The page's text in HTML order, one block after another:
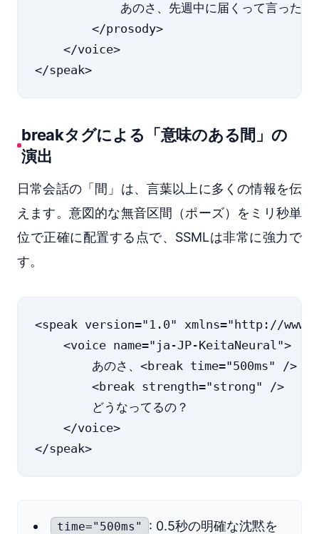
あのさ、先週中に届くって言ったよ
        </prosody>
    </voice>
breakタグによる「意味のある間」の
演出
日常会話の「間」は、言葉以上に多くの情報を伝
えます。意図的な無音区間（ポーズ）をミリ秒単
位で正確に配置する点で、SSMLは非常に強力で
す。
<speak version="1.0" xmlns="http://
    <voice name="ja-JP-KeitaNeural">
あのさ、<break time="500ms" /> 先
        <break strength="strong" />
        どうなってるの？
    </voice>
time="500ms" : 0.5秒の明確な沈黙を